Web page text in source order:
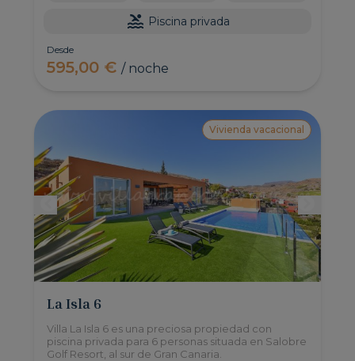
Piscina privada
Desde
595,00 €/ noche
Vivienda vacacional
La Isla 6
Villa La Isla 6 es una preciosa propiedad con
piscina privada para 6 personas situada en Salobre
Golf Resort, al sur de Gran Canaria.